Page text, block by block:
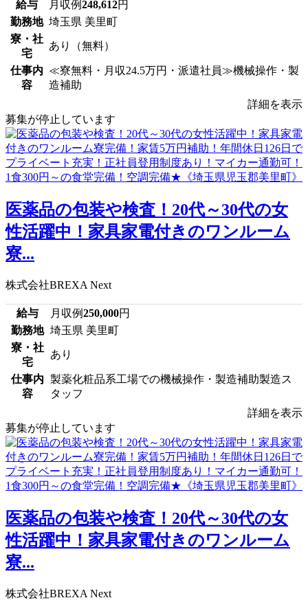
給与 月収例248,612円
勤務地 埼玉県 美里町
寮・社
宅
あり（無料）
仕事内
容
≪寮無料・月収24.5万円・派遣社員≫機械操作・製
造補助
詳細を表示
募集が停止しています
医薬品の包装や検査！20代～30代の女
性活躍中！家具家電付きのワンルーム
寮...
株式会社BREXA Next
給与 月収例250,000円
勤務地 埼玉県 美里町
寮・社
宅
あり
仕事内
容
製薬化粧品系工場での機械操作・製造補助製造ス
タッフ
詳細を表示
募集が停止しています
医薬品の包装や検査！20代～30代の女
性活躍中！家具家電付きのワンルーム
寮...
株式会社BREXA Next